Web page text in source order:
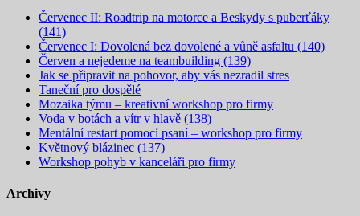
Červenec II: Roadtrip na motorce a Beskydy s puberťáky
(141)
Červenec I: Dovolená bez dovolené a vůně asfaltu (140)
Červen a nejedeme na teambuilding (139)
Jak se připravit na pohovor, aby vás nezradil stres
Taneční pro dospělé
Mozaika týmu – kreativní workshop pro firmy
Voda v botách a vítr v hlavě (138)
Mentální restart pomocí psaní – workshop pro firmy
Květnový blázinec (137)
Workshop pohyb v kanceláři pro firmy
Archivy